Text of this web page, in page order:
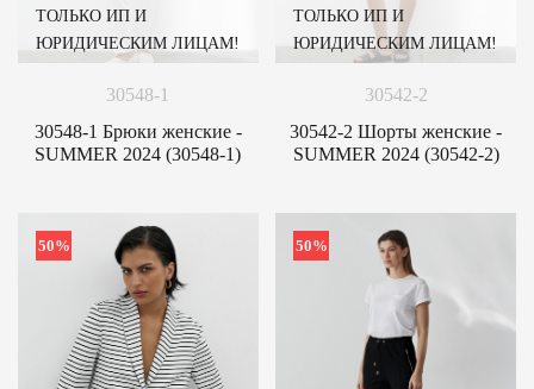
ТОЛЬКО ИП И
ЮРИДИЧЕСКИМ ЛИЦАМ!
30548-1
30548-1 Брюки женские -
SUMMER 2024 (30548-1)
ТОЛЬКО ИП И
ЮРИДИЧЕСКИМ ЛИЦАМ!
30542-2
30542-2 Шорты женские -
SUMMER 2024 (30542-2)
50% 50%